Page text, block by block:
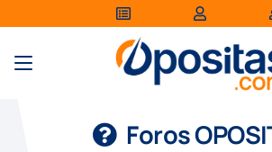
Foros